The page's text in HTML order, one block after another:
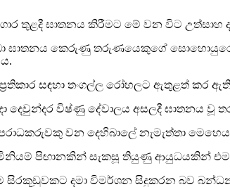
තුළදී ඝාතනය කිරීමට මේ වන විට
ඝාතනය කෙරුණු තරුණයෙකුගේ
සඳහා තංගල්ල රෝහලට ඇතුළත් කර ඇති
විෂ්ණු දේවාලය අසලදී ඝාතනය වූ
වන දෙහිබාලේ නැමැත්තා
පිඟානකින් සැකසූ තියුණු ආයුධයකින් එම
සිරකූඩුවකට දමා විමර්ශන සිදුකරන බව